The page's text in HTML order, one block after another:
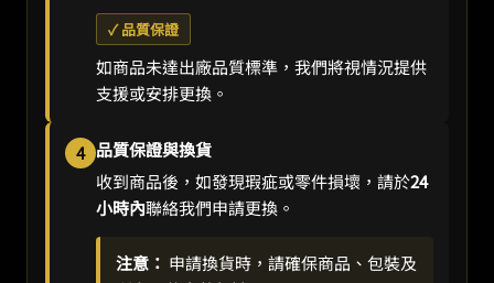
✓ 品質保證
如商品未達出廠品質標準，我們將視情況提供
支援或安排更換。
4 品質保證與換貨
收到商品後，如發現瑕疵或零件損壞，請於24
小時內聯絡我們申請更換。
注意： 申請換貨時，請確保商品、包裝及